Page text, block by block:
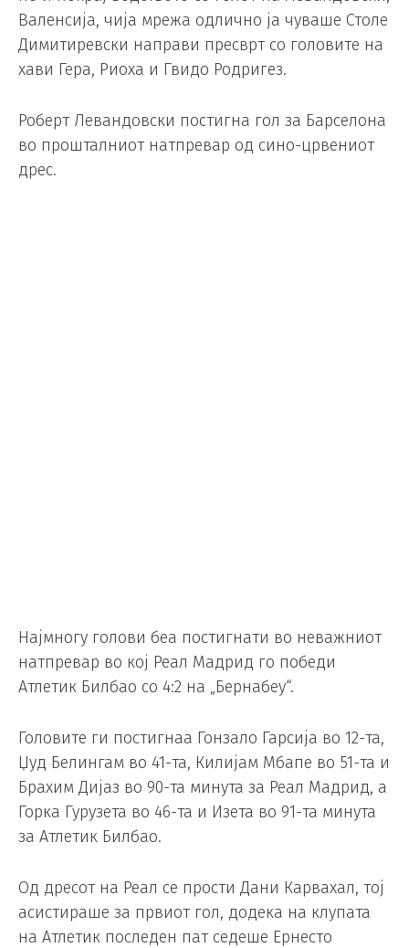
Валенсија, чија мрежа одлично ја чуваше Столе
Димитиревски направи пресврт со головите на
хави Гера, Риоха и Гвидо Родригез.
Роберт Левандовски постигна гол за Барселона
во прошталниот натпревар од сино-црвениот
дрес.
Најмногу голови беа постигнати во неважниот
натпревар во кој Реал Мадрид го победи
Атлетик Билбао со 4:2 на „Бернабеу“.
Головите ги постигнаа Гонзало Гарсија во 12-та,
Џуд Белингам во 41-та, Килијам Мбапе во 51-та и
Брахим Дијаз во 90-та минута за Реал Мадрид, а
Горка Гурузета во 46-та и Изета во 91-та минута
за Атлетик Билбао.
Од дресот на Реал се прости Дани Карвахал, тој
асистираше за првиот гол, додека на клупата
на Атлетик последен пат седеше Ернесто